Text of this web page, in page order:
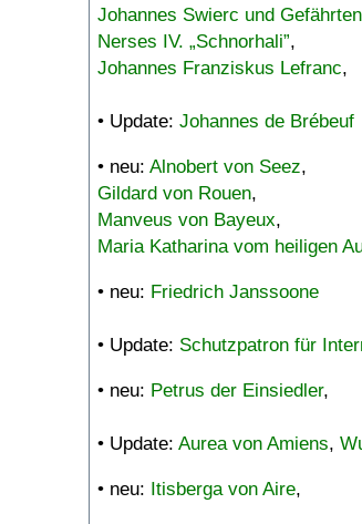
Johannes Swierc und Gefährten
Nerses IV. „Schnorhali”,
Johannes Franziskus Lefranc,
• Update: Johannes de Brébeuf
• neu: Alnobert von Seez,
Gildard von Rouen,
Manveus von Bayeux,
Maria Katharina vom heiligen
• neu: Friedrich Janssoone
• Update: Schutzpatron für
• neu: Petrus der Einsiedler,
• Update: Aurea von Amiens,
• neu: Itisberga von Aire,